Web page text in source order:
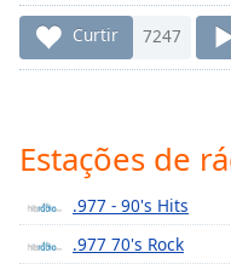
Remaining
Time-
Playback
Rate
Chapters
Curtir 7247
Estações de
.977 - 90's Hits
.977 70's Rock